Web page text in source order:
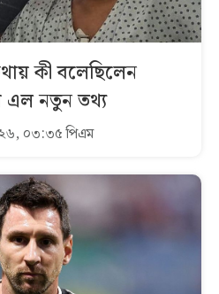
কী বলেছিলেন
এল নতুন তথ্য
০৩:৩৫ পিএম